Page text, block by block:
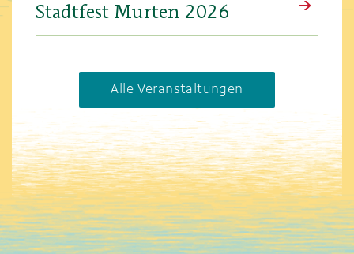
Stadtfest Murten 2026
Alle Veranstaltungen